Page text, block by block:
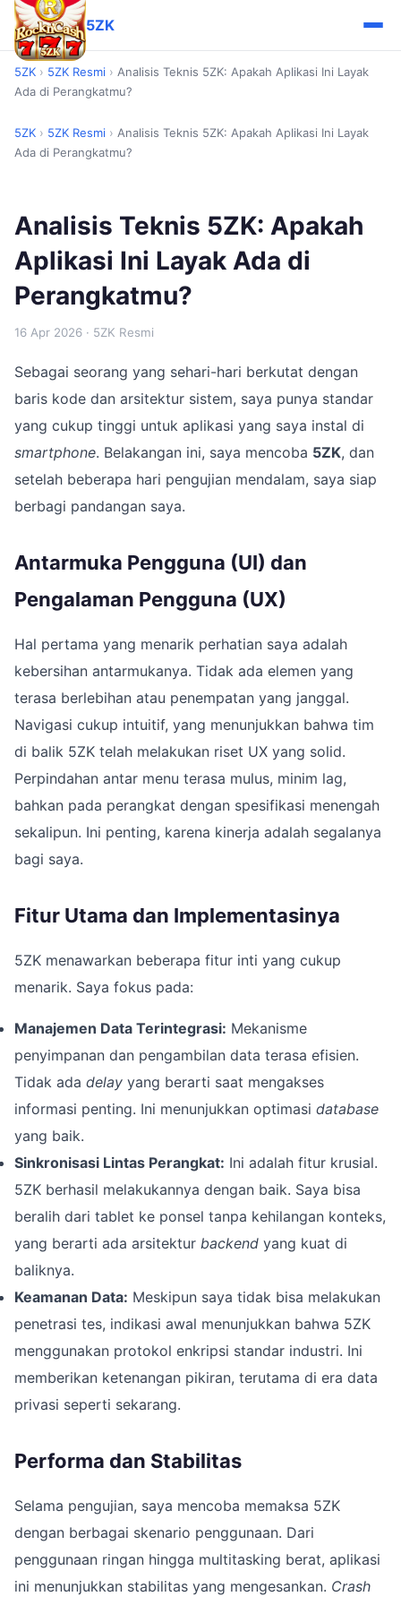
5ZK
5ZK › 5ZK Resmi › Analisis Teknis 5ZK: Apakah Aplikasi Ini Layak
Ada di Perangkatmu?
5ZK › 5ZK Resmi › Analisis Teknis 5ZK: Apakah Aplikasi Ini Layak
Ada di Perangkatmu?
Analisis Teknis 5ZK: Apakah
Aplikasi Ini Layak Ada di
Perangkatmu?
16 Apr 2026 · 5ZK Resmi
Sebagai seorang yang sehari-hari berkutat dengan
baris kode dan arsitektur sistem, saya punya standar
yang cukup tinggi untuk aplikasi yang saya instal di
smartphone. Belakangan ini, saya mencoba 5ZK, dan
setelah beberapa hari pengujian mendalam, saya siap
berbagi pandangan saya.
Antarmuka Pengguna (UI) dan
Pengalaman Pengguna (UX)
Hal pertama yang menarik perhatian saya adalah
kebersihan antarmukanya. Tidak ada elemen yang
terasa berlebihan atau penempatan yang janggal.
Navigasi cukup intuitif, yang menunjukkan bahwa tim
di balik 5ZK telah melakukan riset UX yang solid.
Perpindahan antar menu terasa mulus, minim lag,
bahkan pada perangkat dengan spesifikasi menengah
sekalipun. Ini penting, karena kinerja adalah segalanya
bagi saya.
Fitur Utama dan Implementasinya
5ZK menawarkan beberapa fitur inti yang cukup
menarik. Saya fokus pada:
Manajemen Data Terintegrasi: Mekanisme
penyimpanan dan pengambilan data terasa efisien.
Tidak ada delay yang berarti saat mengakses
informasi penting. Ini menunjukkan optimasi database
yang baik.
Sinkronisasi Lintas Perangkat: Ini adalah fitur krusial.
5ZK berhasil melakukannya dengan baik. Saya bisa
beralih dari tablet ke ponsel tanpa kehilangan konteks,
yang berarti ada arsitektur backend yang kuat di
baliknya.
Keamanan Data: Meskipun saya tidak bisa melakukan
penetrasi tes, indikasi awal menunjukkan bahwa 5ZK
menggunakan protokol enkripsi standar industri. Ini
memberikan ketenangan pikiran, terutama di era data
privasi seperti sekarang.
Performa dan Stabilitas
Selama pengujian, saya mencoba memaksa 5ZK
dengan berbagai skenario penggunaan. Dari
penggunaan ringan hingga multitasking berat, aplikasi
ini menunjukkan stabilitas yang mengesankan. Crash